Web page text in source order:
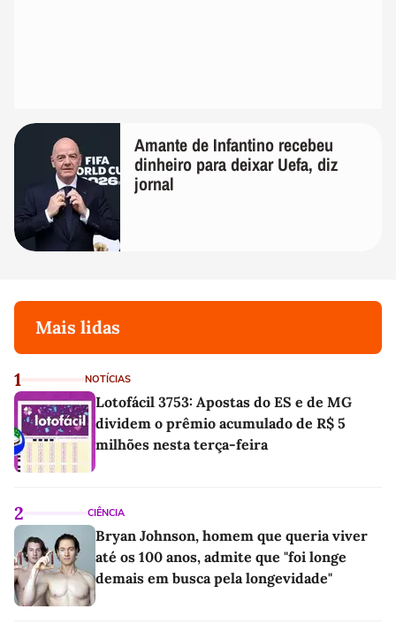
Amante de Infantino recebeu
dinheiro para deixar Uefa, diz
jornal
Mais lidas
1 NOTÍCIAS
Lotofácil 3753: Apostas do ES e de MG
dividem o prêmio acumulado de R$ 5
milhões nesta terça-feira
2 CIÊNCIA
Bryan Johnson, homem que queria viver
até os 100 anos, admite que "foi longe
demais em busca pela longevidade"